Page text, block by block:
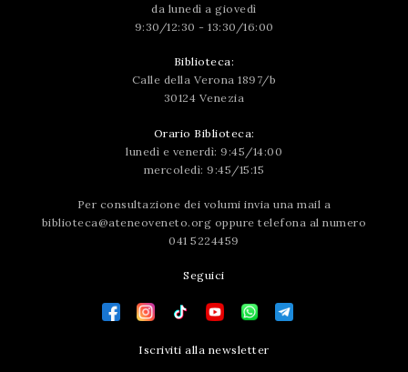
da lunedì a giovedì
9:30/12:30 - 13:30/16:00
Biblioteca:
Calle della Verona 1897/b
30124 Venezia
Orario Biblioteca:
lunedì e venerdì: 9:45/14:00
mercoledì: 9:45/15:15
Per consultazione dei volumi invia una mail a
biblioteca@ateneoveneto.org oppure telefona al numero
041 5224459
Seguici
Iscriviti alla newsletter